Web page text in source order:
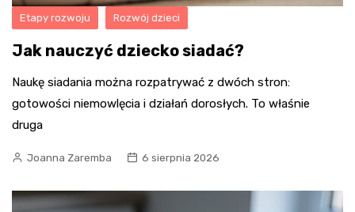
Etapy rozwoju Rozwój dzieci
Jak nauczyć dziecko siadać?
Naukę siadania można rozpatrywać z dwóch stron:
gotowości niemowlęcia i działań dorosłych. To właśnie
druga
Joanna Zaremba 6 sierpnia 2026